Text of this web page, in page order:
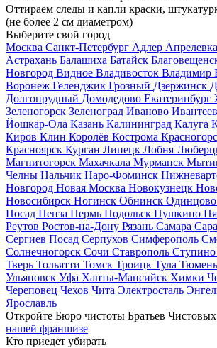
Оттираем следы и капли краски,
(не более 2 см диаметром)
Выберите свой город
Москва Санкт-Петербург Адлер Апрелевка
Астрахань Балашиха Батайск
Новгород Видное Владивосток Владимир
Воронеж Геленджик Грозный Дзержинск
Долгопрудный Домодедово Екатеринбург
Зеленогорск Зеленоград Иваново
Йошкар-Ола Казань Калининград Калуга
Киров Клин Королёв Кострома
Красноярск Курган Липецк Лобня
Магнитогорск Махачкала Мурманск
Челны Нальчик Наро-Фоминск
Новгород Новая Москва Новокузнецк
Новосибирск Ногинск Обнинск Одинцово
Посад Пенза Пермь Подольск Пушкино
Реутов Ростов-на-Дону Рязань Самара
Сергиев Посад Серпухов Симферополь
Солнечногорск Сочи Ставрополь Ступино
Тверь Тольятти Томск Троицк Тула Тюмень
Ульяновск Уфа Ханты-Мансийск Химки
Череповец Чехов Чита Электросталь
Ярославль
Откройте Бюро чистоты Братьев
нашей франшизе
Кто приедет убирать